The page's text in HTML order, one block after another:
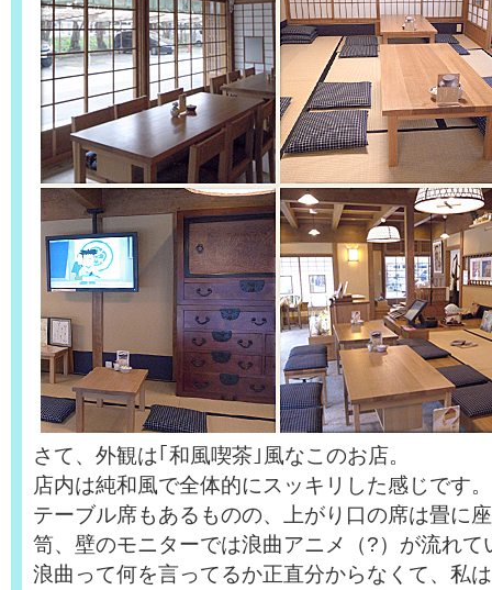
さて、外観は｢和風喫茶｣風なこのお店。
店内は純和風で全体的にスッキリした感じです。
テーブル席もあるものの、上がり口の席は畳に
笥、壁のモニターでは浪曲アニメ（?）が流れて
浪曲って何を言ってるか正直分からなくて、私